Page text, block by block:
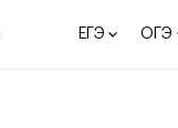
ЕГЭ ОГЭ